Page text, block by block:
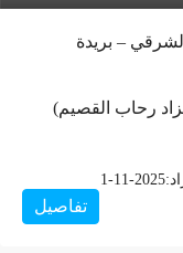
رحاب القصيم)
1-11-2025
تفاصيل